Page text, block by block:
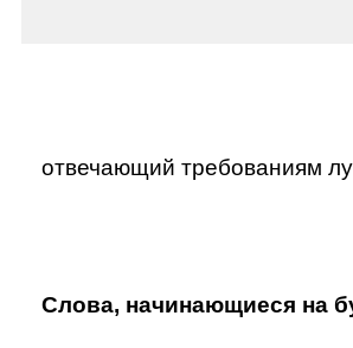
отвечающий требованиям
Слова, начинающиеся на